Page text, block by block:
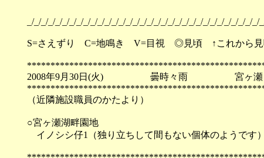
_/_/_/_/_/_/_/_/_/_/_/_/_/_/_/_/_/_/_/_/_/_/_/_/_/_/_/_/_/_/_/_/_/
S=さえずり C=地鳴き V=目視 ◎見頃 ↑これから
2008年9月30日(火) 曇時々雨 宮ヶ瀬
（近隣施設職員のかたより）
○宮ヶ瀬湖畔園地
イノシシ仔1（独り立ちして間もない個体のようです）